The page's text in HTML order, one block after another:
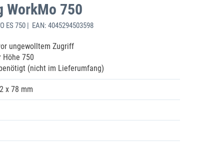
WorkMo 750
ES 750 | EAN: 4045294503598
ungewolltem Zugriff
Höhe 750
(nicht im Lieferumfang)
x 78 mm